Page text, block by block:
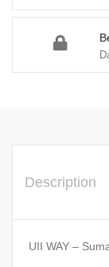
Description
UII WAY –